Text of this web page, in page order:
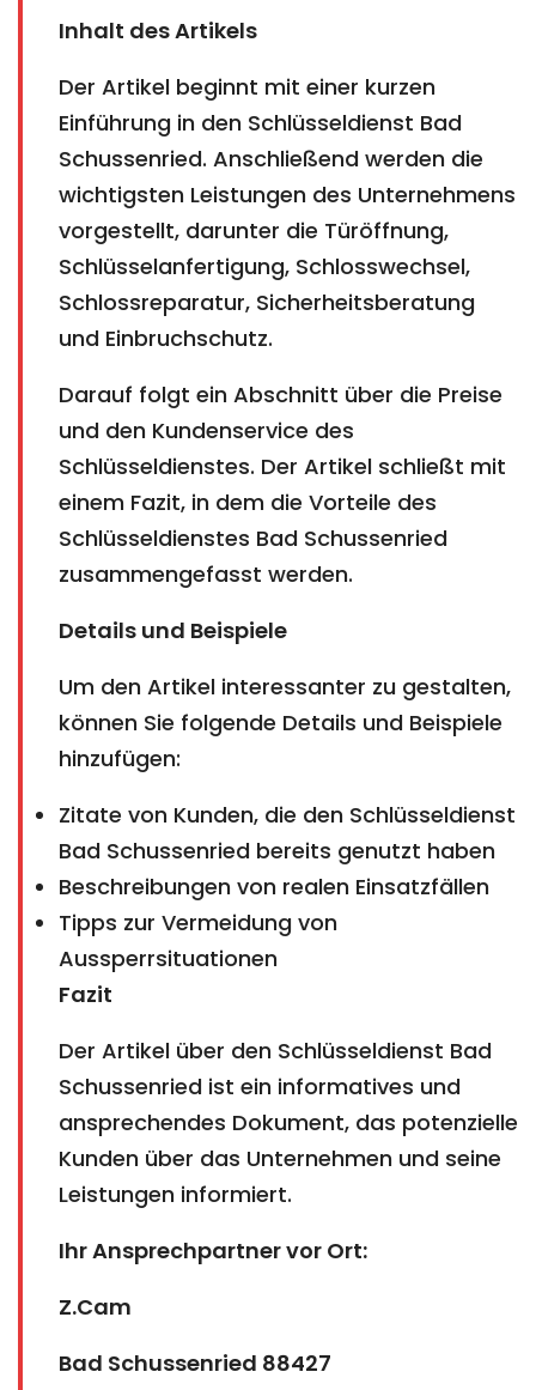
Inhalt des Artikels
Der Artikel beginnt mit einer kurzen
Einführung in den Schlüsseldienst Bad
Schussenried. Anschließend werden die
wichtigsten Leistungen des Unternehmens
vorgestellt, darunter die Türöffnung,
Schlüsselanfertigung, Schlosswechsel,
Schlossreparatur, Sicherheitsberatung
und Einbruchschutz.
Darauf folgt ein Abschnitt über die Preise
und den Kundenservice des
Schlüsseldienstes. Der Artikel schließt mit
einem Fazit, in dem die Vorteile des
Schlüsseldienstes Bad Schussenried
zusammengefasst werden.
Details und Beispiele
Um den Artikel interessanter zu gestalten,
können Sie folgende Details und Beispiele
hinzufügen:
Zitate von Kunden, die den Schlüsseldienst
Bad Schussenried bereits genutzt haben
Beschreibungen von realen Einsatzfällen
Tipps zur Vermeidung von
Aussperrsituationen
Fazit
Der Artikel über den Schlüsseldienst Bad
Schussenried ist ein informatives und
ansprechendes Dokument, das potenzielle
Kunden über das Unternehmen und seine
Leistungen informiert.
Ihr Ansprechpartner vor Ort:
Z.Cam
Bad Schussenried 88427